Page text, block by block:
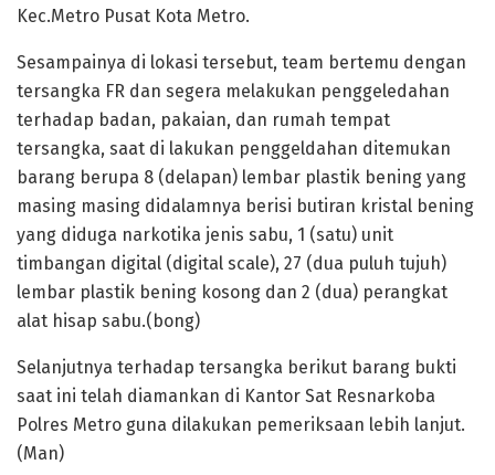
Kec.Metro Pusat Kota Metro.
Sesampainya di lokasi tersebut, team bertemu dengan
tersangka FR dan segera melakukan penggeledahan
terhadap badan, pakaian, dan rumah tempat
tersangka, saat di lakukan penggeldahan ditemukan
barang berupa 8 (delapan) lembar plastik bening yang
masing masing didalamnya berisi butiran kristal bening
yang diduga narkotika jenis sabu, 1 (satu) unit
timbangan digital (digital scale), 27 (dua puluh tujuh)
lembar plastik bening kosong dan 2 (dua) perangkat
alat hisap sabu.(bong)
Selanjutnya terhadap tersangka berikut barang bukti
saat ini telah diamankan di Kantor Sat Resnarkoba
Polres Metro guna dilakukan pemeriksaan lebih lanjut.
(Man)